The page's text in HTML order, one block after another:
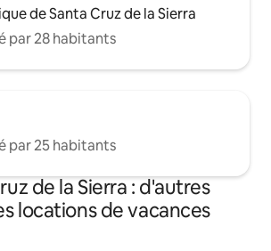
de Santa Cruz de la Sierra
par 28 habitants
par 25 habitants
de la Sierra : d'autres
locations de vacances